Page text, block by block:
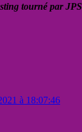
tourné par
à 18:07:46